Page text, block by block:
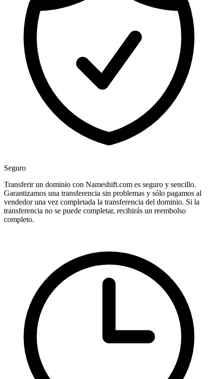
Seguro
Transferir un dominio con Nameshift.com es seguro y sencillo.
Garantizamos una transferencia sin problemas y sólo pagamos al
vendedor una vez completada la transferencia del dominio. Si la
transferencia no se puede completar, recibirás un reembolso
completo.